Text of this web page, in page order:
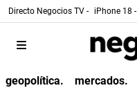
Directo Negocios TV - iPhone 18 -
geopolítica. mercados.